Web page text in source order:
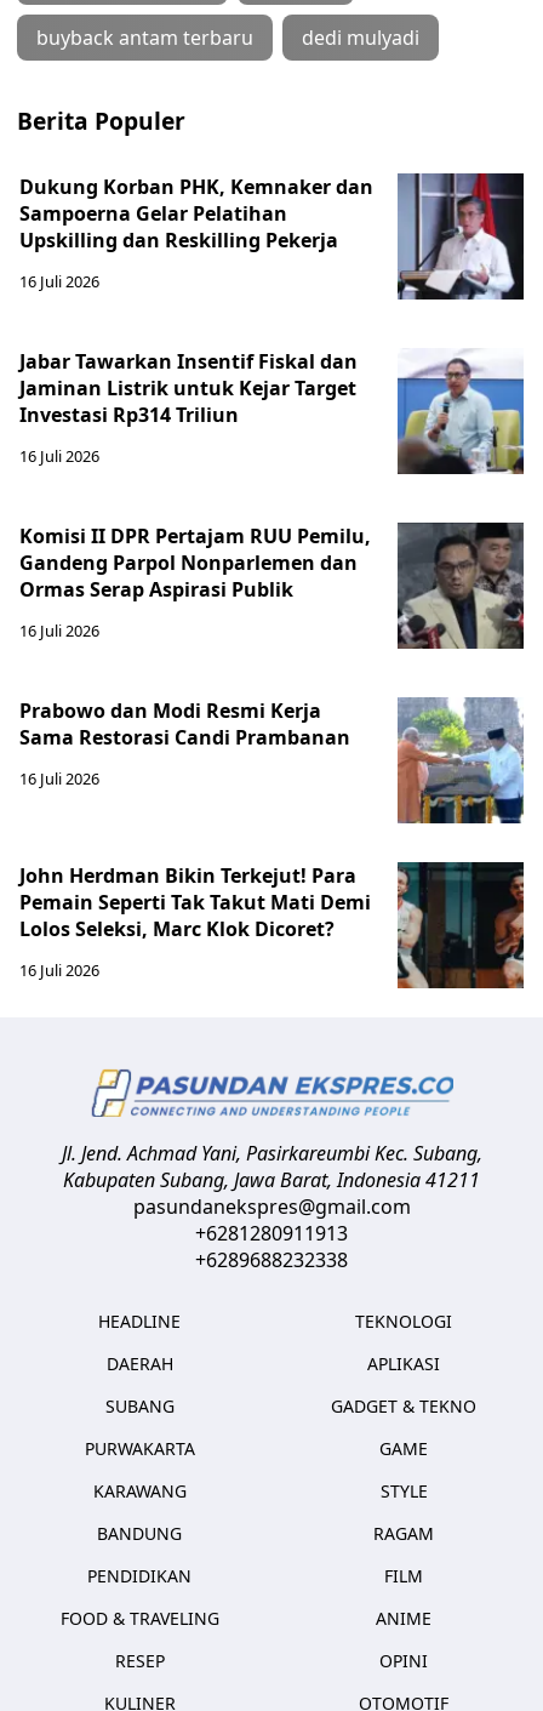
buyback antam terbaru dedi mulyadi
Berita Populer
Dukung Korban PHK, Kemnaker dan
Sampoerna Gelar Pelatihan
Upskilling dan Reskilling Pekerja
16 Juli 2026
Jabar Tawarkan Insentif Fiskal dan
Jaminan Listrik untuk Kejar Target
Investasi Rp314 Triliun
16 Juli 2026
Komisi II DPR Pertajam RUU Pemilu,
Gandeng Parpol Nonparlemen dan
Ormas Serap Aspirasi Publik
16 Juli 2026
Prabowo dan Modi Resmi Kerja
Sama Restorasi Candi Prambanan
16 Juli 2026
John Herdman Bikin Terkejut! Para
Pemain Seperti Tak Takut Mati Demi
Lolos Seleksi, Marc Klok Dicoret?
16 Juli 2026
Jl. Jend. Achmad Yani, Pasirkareumbi Kec. Subang,
Kabupaten Subang, Jawa Barat,Indonesia41211
pasundanekspres@gmail.com
+6281280911913
+6289688232338
HEADLINE
DAERAH
SUBANG
PURWAKARTA
KARAWANG
BANDUNG
PENDIDIKAN
FOOD & TRAVELING
RESEP
KULINER
TEKNOLOGI
APLIKASI
GADGET & TEKNO
GAME
STYLE
RAGAM
FILM
ANIME
OPINI
OTOMOTIF